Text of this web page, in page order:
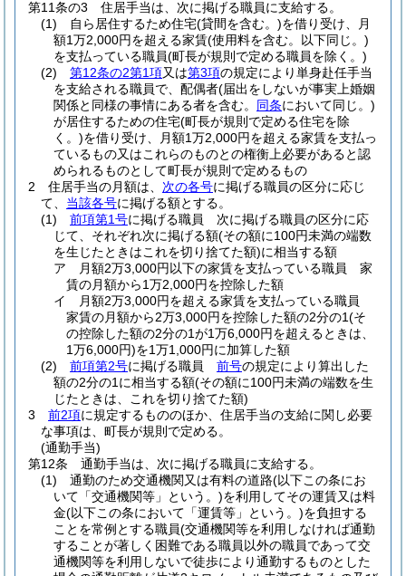
第11条の3
住居手当は、次に掲げる職員に支給する。
(1)
自ら居住するため住宅(貸間を含む。)を借り受け、月
額1万2,000円を超える家賃(使用料を含む。以下同じ。)
を支払っている職員(町長が規則で定める職員を除く。)
(2)
第12条の2第1項又は第3項の規定により単身赴任手当
を支給される職員で、配偶者(届出をしないが事実上婚姻
関係と同様の事情にある者を含む。 同条において同じ。)
が居住するための住宅(町長が規則で定める住宅を除
く。)を借り受け、月額1万2,000円を超える家賃を支払っ
ているもの又はこれらのものとの権衡上必要があると認
められるものとして町長が規則で定めるもの
2
住居手当の月額は、 次の各号に掲げる職員の区分に応じ
て、 当該各号に掲げる額とする。
(1)
前項第1号に掲げる職員 次に掲げる職員の区分に応
じて、それぞれ次に掲げる額(その額に100円未満の端数
を生じたときはこれを切り捨てた額)に相当する額
ア
月額2万3,000円以下の家賃を支払っている職員 家
賃の月額から1万2,000円を控除した額
イ
月額2万3,000円を超える家賃を支払っている職員
家賃の月額から2万3,000円を控除した額の2分の1(そ
の控除した額の2分の1が1万6,000円を超えるときは、
1万6,000円)を1万1,000円に加算した額
(2)
前項第2号に掲げる職員 前号の規定により算出した
額の2分の1に相当する額(その額に100円未満の端数を生
じたときは、これを切り捨てた額)
3
前2項に規定するもののほか、住居手当の支給に関し必要
な事項は、町長が規則で定める。
(通勤手当)
第12条
通勤手当は、次に掲げる職員に支給する。
(1)
通勤のため交通機関又は有料の道路(以下この条にお
いて「交通機関等」という。)を利用してその運賃又は料
金(以下この条において「運賃等」という。)を負担する
ことを常例とする職員(交通機関等を利用しなければ通勤
することが著しく困難である職員以外の職員であって交
通機関等を利用しないで徒歩により通勤するものとした